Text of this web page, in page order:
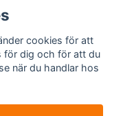
cookies för att
för dig och för att du
när du handlar hos